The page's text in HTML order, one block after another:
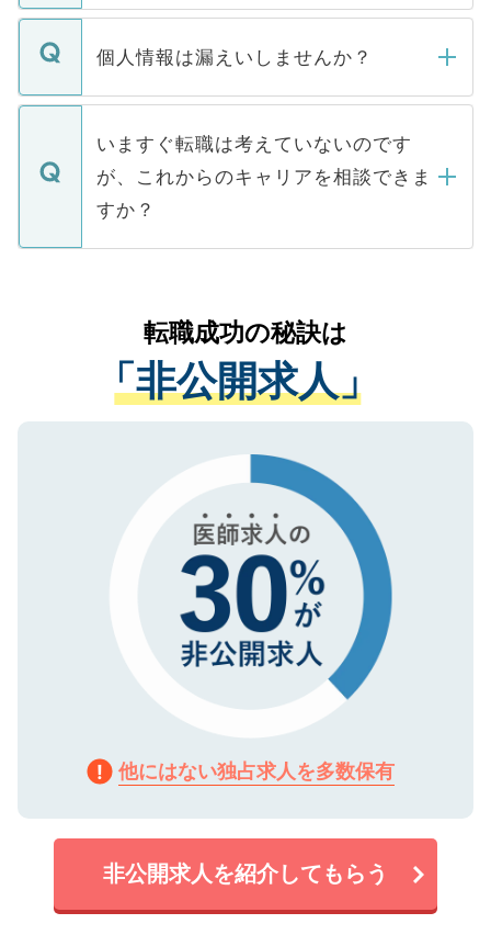
ません。
■応募殺到を避けるため 人気のある医療機
関を公にしてしまうと、応募が殺到する場
に、医療機関が求める条件に合った人材の
みを人材紹介会社に依頼するケースが増え
ています。
転職・入職を強要することは一切ありませ
ん。また、仮に応募先から内定をいただい
定を承諾する必要はありません。内定先へ
の辞退の連絡はキャリアパートナーが行い
個人情報は漏えいしませんか？
個人情報が漏えいすることはありませんの
で、ご安心ください。当サイトからの登録
などで収集したご登録者様の個人情報は、
ご本人のキャリアアップおよび転職活動の
支援を目的に使用いたします。お預かりし
ているすべての個人データはご本人の許可
は、個人情報の取り扱いについての厳密な
管理基準を満たした事業者のみに付与され
る、プライバシーマークを取得済みです。
で、機密保持に関してもご安心ください。
いますぐ転職は考えていないのです
が、これからのキャリアを相談できま
すか？
かがいして、現在の医療機関の状況や紹介
経験をまじえながら、適切なアドバイスを
させていただきます。すぐにご転職をされ
ない方には、長期的なサポートが可能です
ので、まずはご登録ください。
転職成功の秘訣は
「非公開求人」
他にはない独占求人を多数保有
非公開求人を紹介してもらう